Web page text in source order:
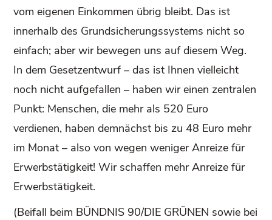
vom eigenen Einkommen übrig bleibt. Das ist
innerhalb des Grundsicherungssystems nicht so
einfach; aber wir bewegen uns auf diesem Weg.
In dem Gesetzentwurf – das ist Ihnen vielleicht
noch nicht aufgefallen – haben wir einen zentralen
Punkt: Menschen, die mehr als 520 Euro
verdienen, haben demnächst bis zu 48 Euro mehr
im Monat – also von wegen weniger Anreize für
Erwerbstätigkeit! Wir schaffen mehr Anreize für
Erwerbstätigkeit.
(Beifall beim BÜNDNIS 90/DIE GRÜNEN sowie bei